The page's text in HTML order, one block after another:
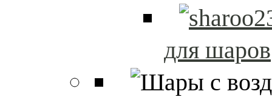
для шаров